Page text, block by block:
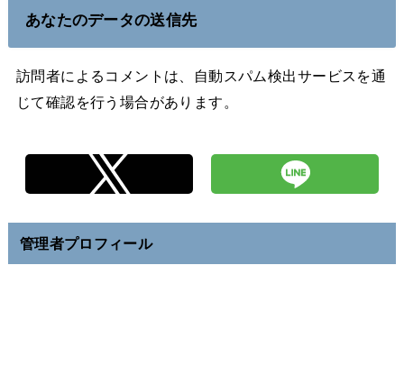
あなたのデータの送信先
訪問者によるコメントは、自動スパム検出サービスを通
じて確認を行う場合があります。
管理者プロフィール